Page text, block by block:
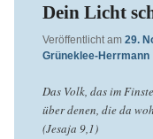
Dein Licht
Veröffentlicht am 29.
Grüneklee-Herrmann
Das Volk, das im
über denen, die da
(Jesaja 9,1)